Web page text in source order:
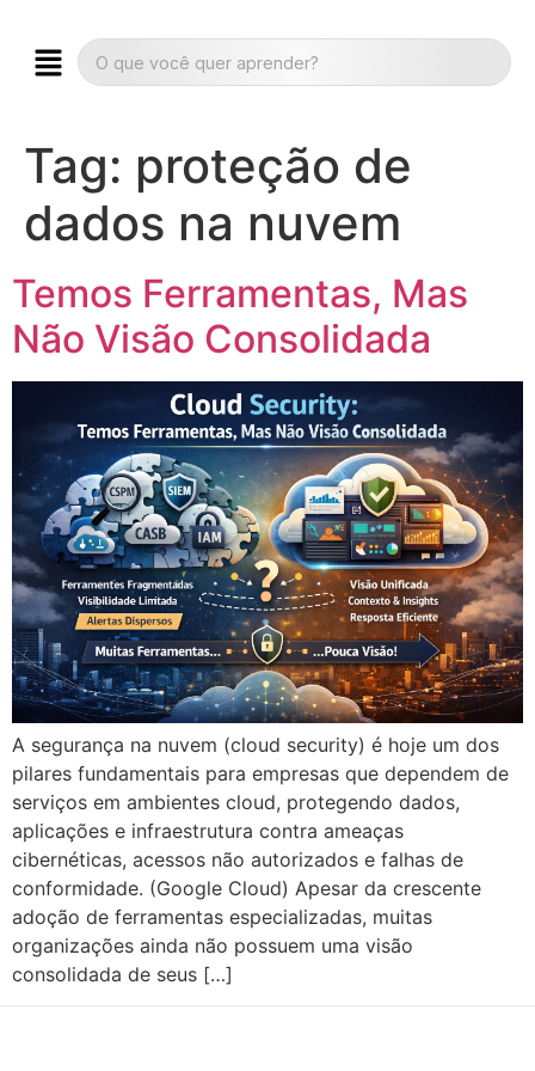
Tag: proteção de
dados na nuvem
Temos Ferramentas, Mas
Não Visão Consolidada
A segurança na nuvem (cloud security) é hoje um dos
pilares fundamentais para empresas que dependem de
serviços em ambientes cloud, protegendo dados,
aplicações e infraestrutura contra ameaças
cibernéticas, acessos não autorizados e falhas de
conformidade. (Google Cloud) Apesar da crescente
adoção de ferramentas especializadas, muitas
organizações ainda não possuem uma visão
consolidada de seus […]